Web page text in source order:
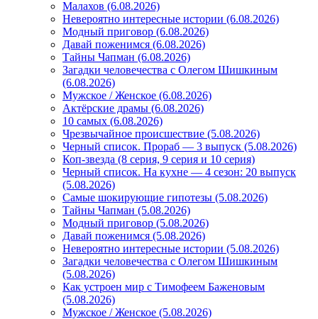
Малахов (6.08.2026)
Невероятно интересные истории (6.08.2026)
Модный приговор (6.08.2026)
Давай поженимся (6.08.2026)
Тайны Чапман (6.08.2026)
Загадки человечества с Олегом Шишкиным
(6.08.2026)
Мужское / Женское (6.08.2026)
Актёрские драмы (6.08.2026)
10 самых (6.08.2026)
Чрезвычайное происшествие (5.08.2026)
Черный список. Прораб — 3 выпуск (5.08.2026)
Коп-звезда (8 серия, 9 серия и 10 серия)
Черный список. На кухне — 4 сезон: 20 выпуск
(5.08.2026)
Самые шокирующие гипотезы (5.08.2026)
Тайны Чапман (5.08.2026)
Модный приговор (5.08.2026)
Давай поженимся (5.08.2026)
Невероятно интересные истории (5.08.2026)
Загадки человечества с Олегом Шишкиным
(5.08.2026)
Как устроен мир с Тимофеем Баженовым
(5.08.2026)
Мужское / Женское (5.08.2026)